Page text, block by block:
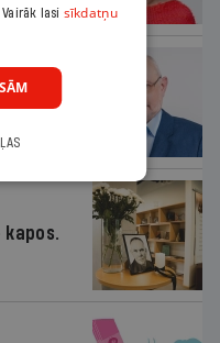
kapos.
lasi sīkdatņu